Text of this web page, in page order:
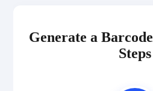
Generate a
Steps